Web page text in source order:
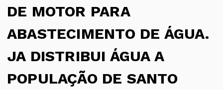
DE MOTOR PARA
ABASTECIMENTO DE ÁGUA.
JA DISTRIBUI ÁGUA A
POPULAÇÃO DE SANTO